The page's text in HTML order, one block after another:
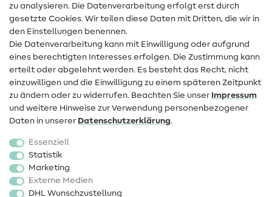
Infos zum Betreiberwechsel
Widerrufsrecht
Beliebt
Stoffe
Sale
Schnittmuster
zu analysieren. Die Datenverarbeitung erfolgt erst durch
gesetzte Cookies. Wir teilen diese Daten mit Dritten, die wir in
den Einstellungen benennen.
Die Datenverarbeitung kann mit Einwilligung oder aufgrund
eines berechtigten Interesses erfolgen. Die Zustimmung kann
erteilt oder abgelehnt werden. Es besteht das Recht, nicht
einzuwilligen und die Einwilligung zu einem späteren Zeitpunkt
zu ändern oder zu widerrufen. Beachten Sie unser Impressum
und weitere Hinweise zur Verwendung personenbezogener
Daten in unserer Daten­schutz­erklärung.
Essenziell
Statistik
Marketing
Externe Medien
DHL Wunschzustellung